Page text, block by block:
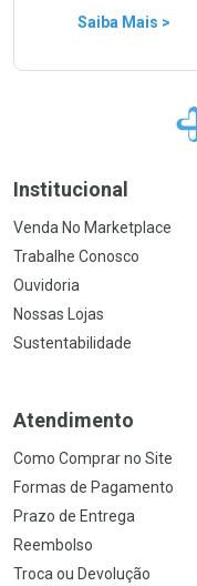
Saiba Mais >
Ir
Institucional
Venda No Marketplace
Trabalhe Conosco
Ouvidoria
Nossas Lojas
Sustentabilidade
Atendimento
Como Comprar no Site
Formas de Pagamento
Prazo de Entrega
Reembolso
Troca ou Devolução